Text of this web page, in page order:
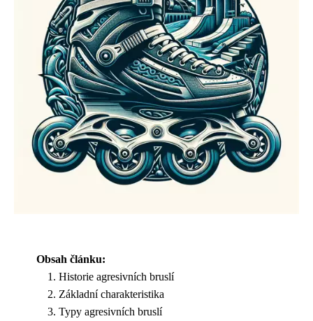
Obsah článku:
Historie agresivních bruslí
Základní charakteristika
Typy agresivních bruslí